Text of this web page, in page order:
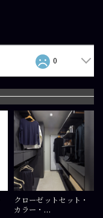
0
クローゼットセット・
カラー・